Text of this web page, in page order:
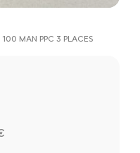
MAN PPC 3 PLACES